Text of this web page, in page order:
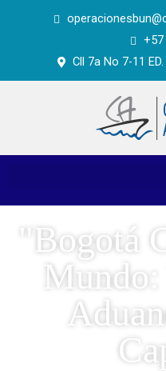
+57
Cll 7a No 7-11
"Bogotá